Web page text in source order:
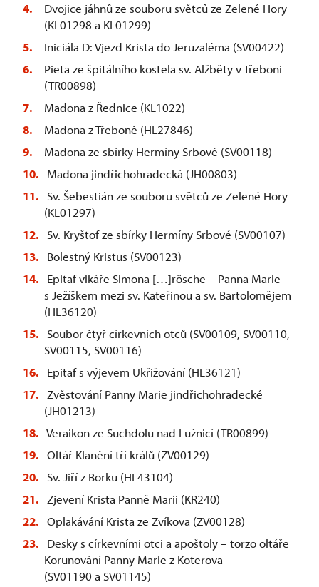
Dvojice jáhnů ze souboru světců ze Zelené Hory
(KL01298 a KL01299)
Iniciála D: Vjezd Krista do Jeruzaléma (SV00422)
Pieta ze špitálního kostela sv. Alžběty v Třeboni
(TR00898)
Madona z Řednice (KL1022)
Madona z Třeboně (HL27846)
Madona ze sbírky Hermíny Srbové (SV00118)
Madona jindřichohradecká (JH00803)
Sv. Šebestián ze souboru světců ze Zelené Hory
(KL01297)
Sv. Kryštof ze sbírky Hermíny Srbové (SV00107)
Bolestný Kristus (SV00123)
Epitaf vikáře Simona […]rösche – Panna Marie
s Ježíškem mezi sv. Kateřinou a sv. Bartolomějem
(HL36120)
Soubor čtyř církevních otců (SV00109, SV00110,
SV00115, SV00116)
Epitaf s výjevem Ukřižování (HL36121)
Zvěstování Panny Marie jindřichohradecké
(JH01213)
Veraikon ze Suchdolu nad Lužnicí (TR00899)
Oltář Klanění tří králů (ZV00129)
Sv. Jiří z Borku (HL43104)
Zjevení Krista Panně Marii (KR240)
Oplakávání Krista ze Zvíkova (ZV00128)
Desky s církevními otci a apoštoly – torzo oltáře
Korunování Panny Marie z Koterova
(SV01190 a SV01145)